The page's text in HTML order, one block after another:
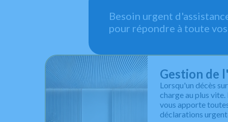
Besoin urgent
pour répondre à toute
Gestion de
Lorsqu'un décès
charge au plus
vous apporte
déclarations